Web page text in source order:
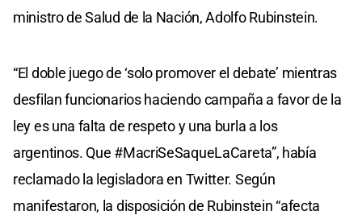
ministro de Salud de la Nación, Adolfo Rubinstein.
“El doble juego de ‘solo promover el debate’ mientras
desfilan funcionarios haciendo campaña a favor de la
ley es una falta de respeto y una burla a los
argentinos. Que #MacriSeSaqueLaCareta”, había
reclamado la legisladora en Twitter. Según
manifestaron, la disposición de Rubinstein “afecta